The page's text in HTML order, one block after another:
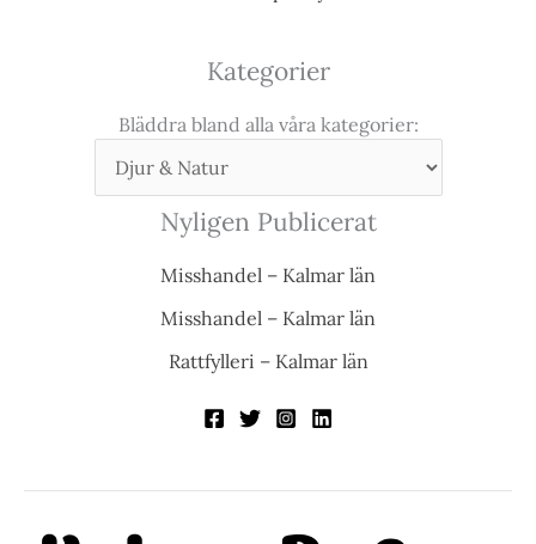
Kategorier
Bläddra bland alla våra kategorier:
Nyligen Publicerat
Misshandel – Kalmar län
Misshandel – Kalmar län
Rattfylleri – Kalmar län